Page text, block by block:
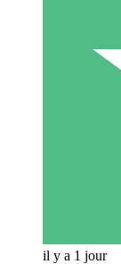
il y a 1 jour